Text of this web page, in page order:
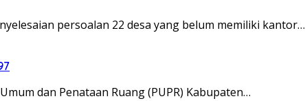
persoalan 22 desa yang belum memiliki kantor…
dan Penataan Ruang (PUPR) Kabupaten…